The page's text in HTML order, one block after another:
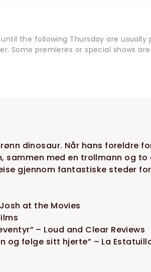
the following Thursday are usually
Some premieres or special shows
dinosaur. Når hans foreldre
sammen med en trollmann og to
gjennom fantastiske steder
at the Movies
– Loud and Clear Reviews
og følge sitt hjerte” – La